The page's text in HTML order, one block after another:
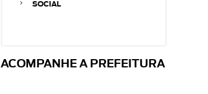
SOCIAL
ACOMPANHE A PREFEITURA